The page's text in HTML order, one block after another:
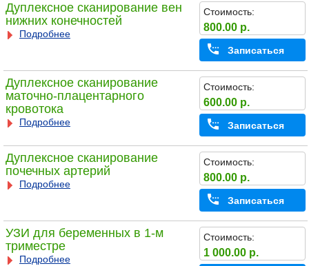
Дуплексное сканирование вен
нижних конечностей
Подробнее
Стоимость:
800.00 р.
Записаться
Дуплексное сканирование
маточно-плацентарного
кровотока
Подробнее
Стоимость:
600.00 р.
Записаться
Дуплексное сканирование
почечных артерий
Подробнее
Стоимость:
800.00 р.
Записаться
УЗИ для беременных в 1-м
триместре
Подробнее
Стоимость:
1 000.00 р.